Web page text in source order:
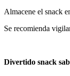
Almacene el snack
Se recomienda
Divertido snack